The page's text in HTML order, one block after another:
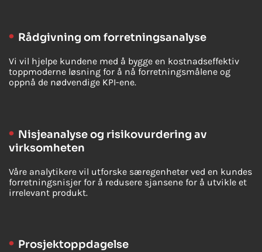
Rådgivning om forretningsanalyse
Vi vil hjelpe kundene med å bygge en kostnadseffektiv
toppmoderne løsning for å nå forretningsmålene og
oppnå de nødvendige KPI-ene.
Nisjeanalyse og risikovurdering av
virksomheten
Våre analytikere vil utforske særegenheter ved en kundes
forretningsnisjer for å redusere sjansene for å utvikle et
irrelevant produkt.
Prosjektoppdagelse